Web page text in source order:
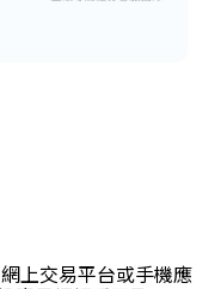
網上交易平台或手機應